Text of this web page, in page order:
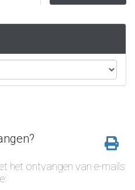
het ontvangen van e-mails